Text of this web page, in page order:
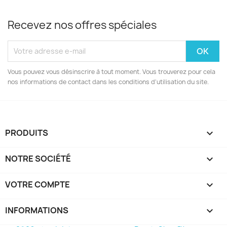
Recevez nos offres spéciales
Vous pouvez vous désinscrire à tout moment. Vous trouverez pour cela
nos informations de contact dans les conditions d'utilisation du site.
PRODUITS 
NOTRE SOCIÉTÉ 
VOTRE COMPTE 
INFORMATIONS keyboard_arrow_down